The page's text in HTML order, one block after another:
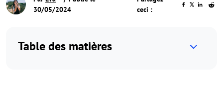
30/05/2024
ceci :
Table des matières